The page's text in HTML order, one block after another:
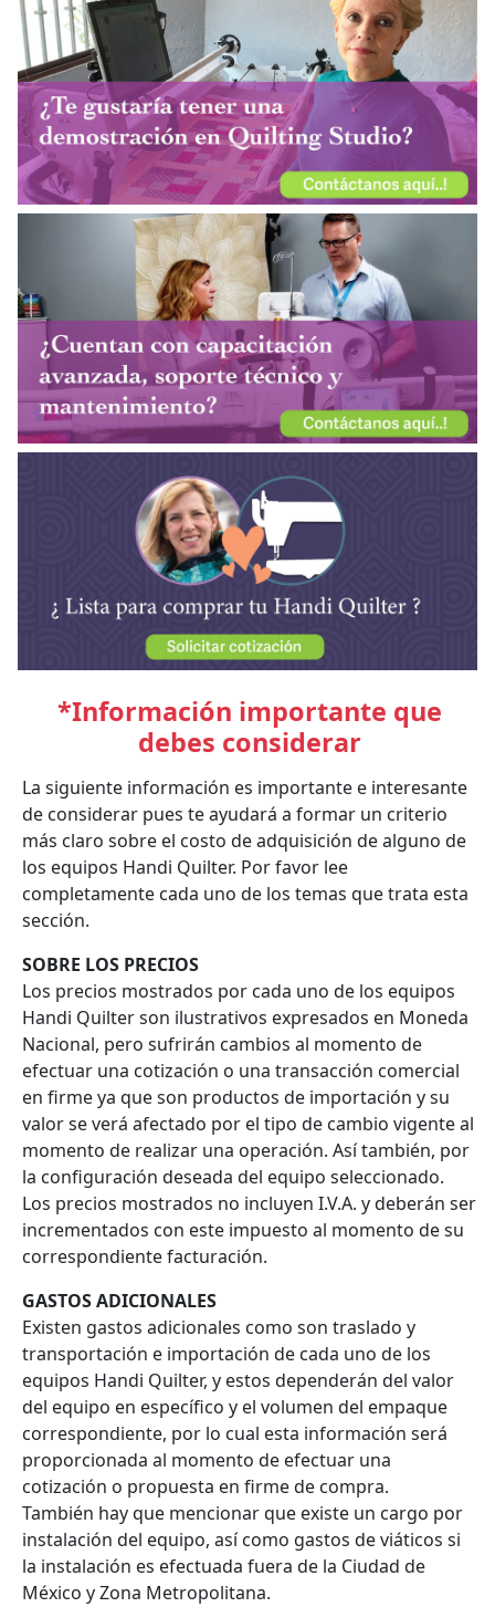
*Información importante que
debes considerar
La siguiente información es importante e interesante
de considerar pues te ayudará a formar un criterio
más claro sobre el costo de adquisición de alguno de
los equipos Handi Quilter. Por favor lee
completamente cada uno de los temas que trata esta
sección.
SOBRE LOS PRECIOS
Los precios mostrados por cada uno de los equipos
Handi Quilter son ilustrativos expresados en Moneda
Nacional, pero sufrirán cambios al momento de
efectuar una cotización o una transacción comercial
en firme ya que son productos de importación y su
valor se verá afectado por el tipo de cambio vigente al
momento de realizar una operación. Así también, por
la configuración deseada del equipo seleccionado.
Los precios mostrados no incluyen I.V.A. y deberán ser
incrementados con este impuesto al momento de su
correspondiente facturación.
GASTOS ADICIONALES
Existen gastos adicionales como son traslado y
transportación e importación de cada uno de los
equipos Handi Quilter, y estos dependerán del valor
del equipo en específico y el volumen del empaque
correspondiente, por lo cual esta información será
proporcionada al momento de efectuar una
cotización o propuesta en firme de compra.
También hay que mencionar que existe un cargo por
instalación del equipo, así como gastos de viáticos si
la instalación es efectuada fuera de la Ciudad de
México y Zona Metropolitana.